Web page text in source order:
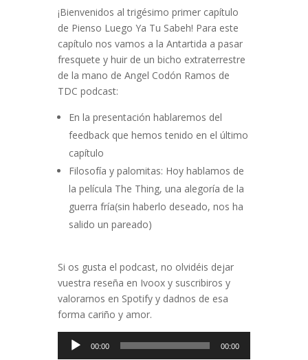
¡Bienvenidos al trigésimo primer capítulo
de Pienso Luego Ya Tu Sabeh! Para este
capítulo nos vamos a la Antartida a pasar
fresquete y huir de un bicho extraterrestre
de la mano de Angel Codón Ramos de
TDC podcast:
En la presentación hablaremos del
feedback que hemos tenido en el último
capítulo
Filosofía y palomitas: Hoy hablamos de
la película The Thing, una alegoría de la
guerra fría(sin haberlo deseado, nos ha
salido un pareado)
Si os gusta el podcast, no olvidéis dejar
vuestra reseña en Ivoox y suscribiros y
valorarnos en Spotify y dadnos de esa
forma cariño y amor.
Reproductor
00:00 00:00